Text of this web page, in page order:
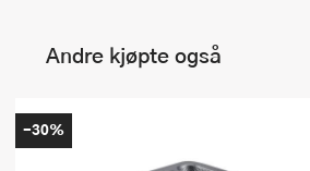
Andre kjøpte også
-30%